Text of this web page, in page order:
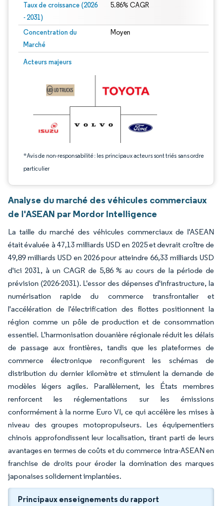
Taux de croissance (2026
- 2031)
5.86% CAGR
Concentration du
Marché
Moyen
Acteurs majeurs
*Avis de non-responsabilité : les principaux acteurs sont triés sans ordre
particulier
Image © Mordor Intelligence. La réutilisation nécessite une attribution sous CC
Analyse du marché des véhicules commerciaux
de l'ASEAN par Mordor Intelligence
La taille du marché des véhicules commerciaux de l'ASEAN
était évaluée à 47,13 milliards USD en 2025 et devrait croître de
49,89 milliards USD en 2026 pour atteindre 66,33 milliards USD
d'ici 2031, à un CAGR de 5,86 % au cours de la période de
prévision (2026-2031). L'essor des dépenses d'infrastructure, la
numérisation rapide du commerce transfrontalier et
l'accélération de l'électrification des flottes positionnent la
région comme un pôle de production et de consommation
essentiel. L'harmonisation douanière régionale réduit les délais
de passage aux frontières, tandis que les plateformes de
commerce électronique reconfigurent les schémas de
distribution du dernier kilomètre et stimulent la demande de
modèles légers agiles. Parallèlement, les États membres
renforcent les réglementations sur les émissions
conformément à la norme Euro VI, ce qui accélère les mises à
niveau des groupes motopropulseurs. Les équipementiers
chinois approfondissent leur localisation, tirant parti de leurs
avantages en termes de coûts et du commerce intra-ASEAN en
franchise de droits pour éroder la domination des marques
japonaises solidement implantées.
Principaux enseignements du rapport